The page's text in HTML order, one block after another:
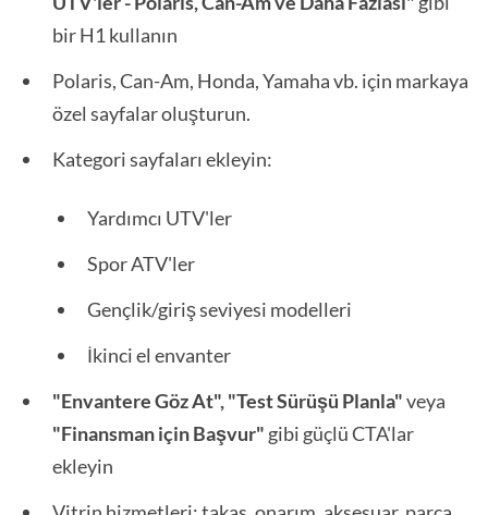
bir H1 kullanın
Polaris, Can-Am, Honda, Yamaha vb. için markaya
özel sayfalar oluşturun.
Kategori sayfaları ekleyin:
Yardımcı UTV'ler
Spor ATV'ler
Gençlik/giriş seviyesi modelleri
İkinci el envanter
"Envantere Göz At", "Test Sürüşü Planla"veya
"Finansman için Başvur" gibi güçlü CTA'lar
ekleyin